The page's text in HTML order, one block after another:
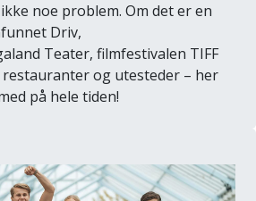
noe problem. Om det er en
Driv,
Teater, filmfestivalen TIFF
og utesteder – her
på hele tiden!